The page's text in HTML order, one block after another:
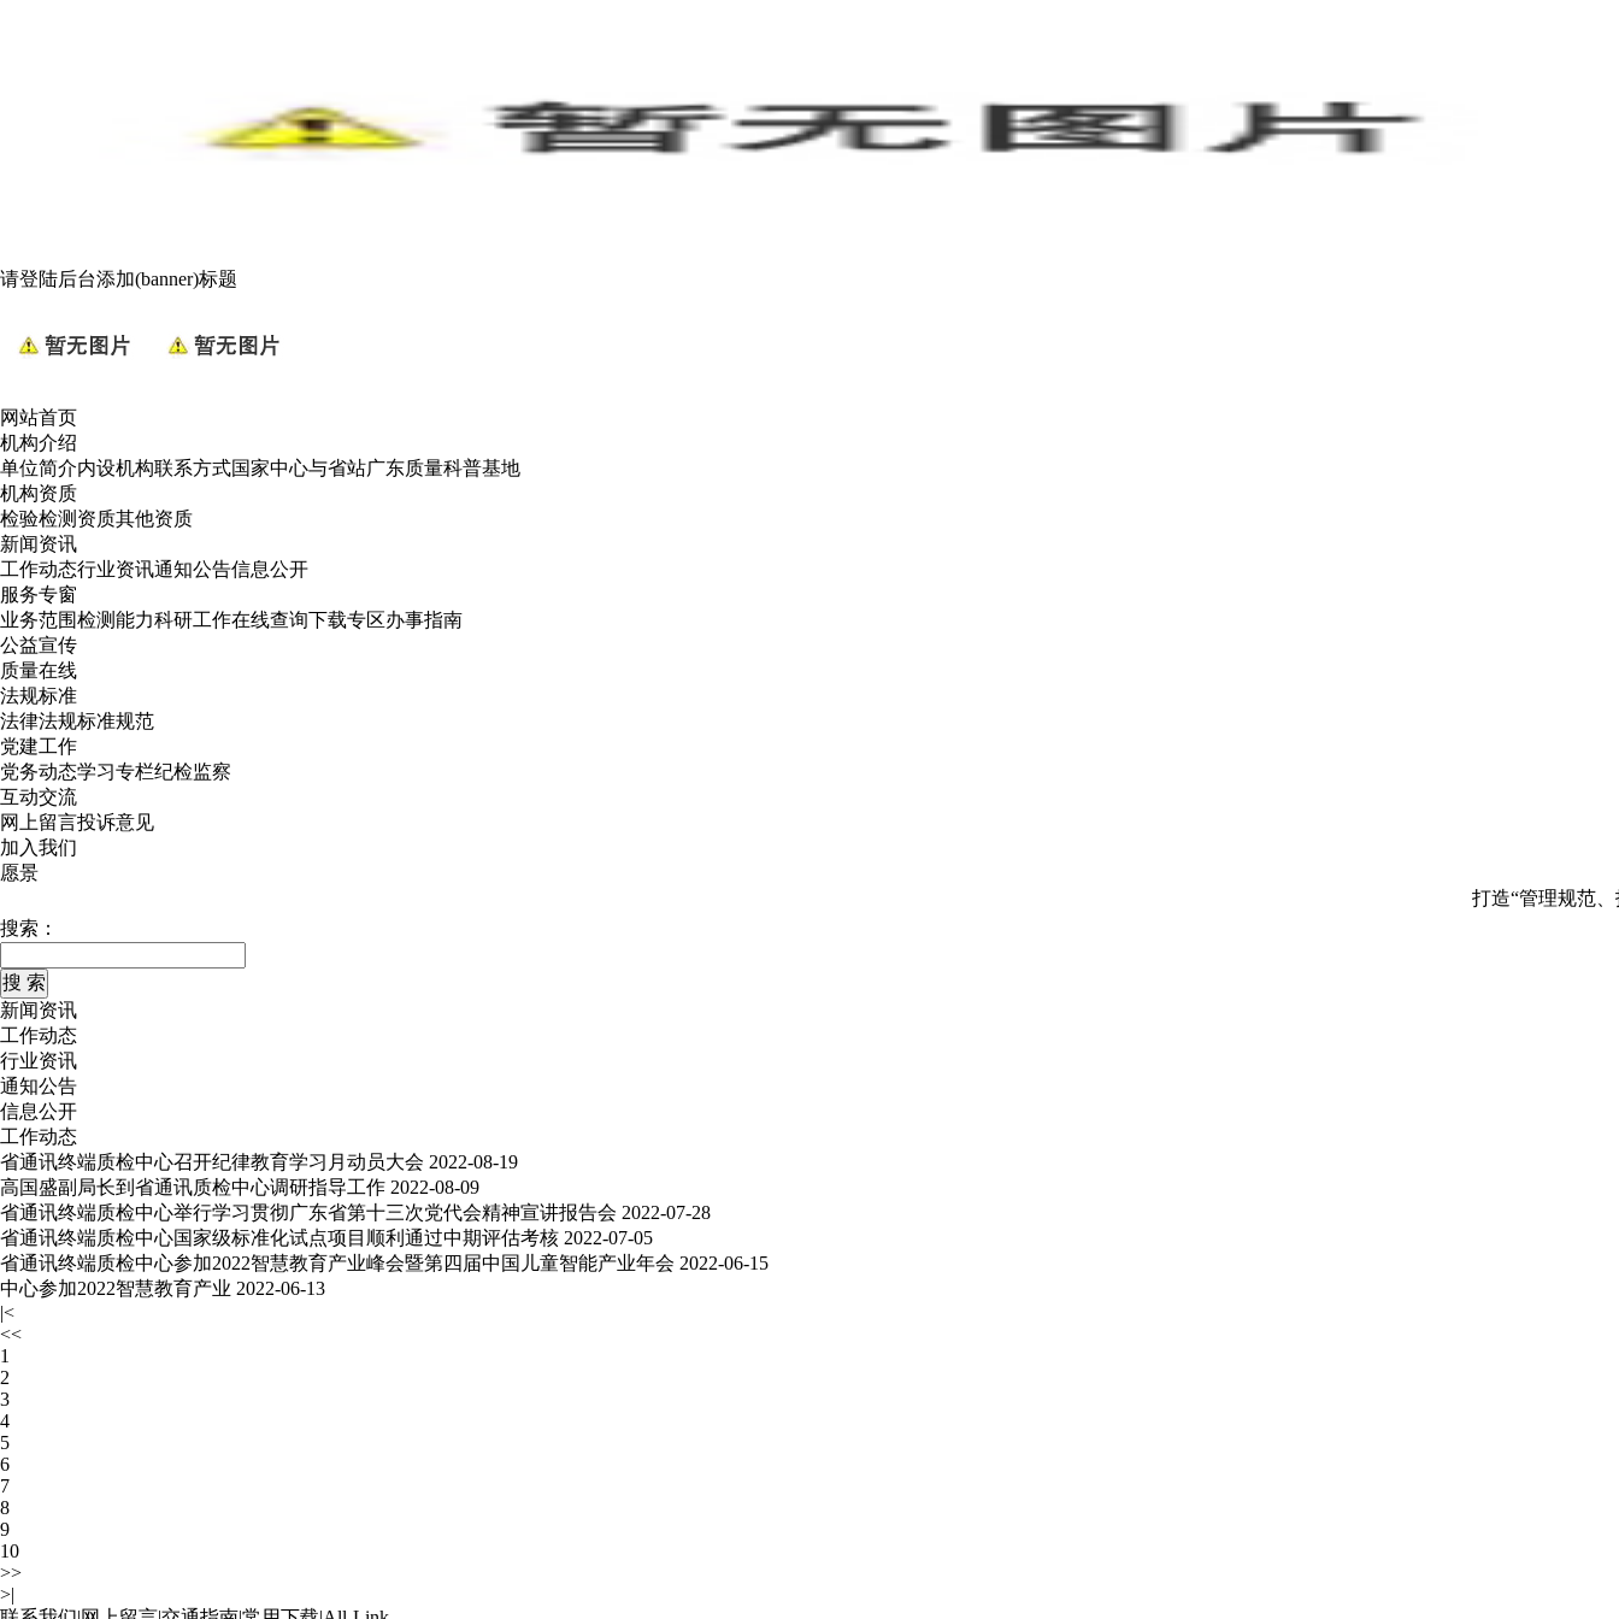
请登陆后台添加(banner)标题
网站首页
机构介绍
单位简介内设机构联系方式国家中心与省站广东质量科普基地
机构资质
检验检测资质其他资质
新闻资讯
工作动态行业资讯通知公告信息公开
服务专窗
业务范围检测能力科研工作在线查询下载专区办事指南
公益宣传
质量在线
法规标准
法律法规标准规范
党建工作
党务动态学习专栏纪检监察
互动交流
网上留言投诉意见
加入我们
愿景
打造“管理规范
搜索：
新闻资讯
工作动态
行业资讯
通知公告
信息公开
工作动态
省通讯终端质检中心召开纪律教育学习月动员大会 2022-08-19
高国盛副局长到省通讯质检中心调研指导工作 2022-08-09
省通讯终端质检中心举行学习贯彻广东省第十三次党代会精神宣讲报告会 2022-07-28
省通讯终端质检中心国家级标准化试点项目顺利通过中期评估考核 2022-07-05
省通讯终端质检中心参加2022智慧教育产业峰会暨第四届中国儿童智能产业年会 2022-06-15
中心参加2022智慧教育产业 2022-06-13
|<
<<
1
2
3
4
5
6
7
8
9
10
>>
>|